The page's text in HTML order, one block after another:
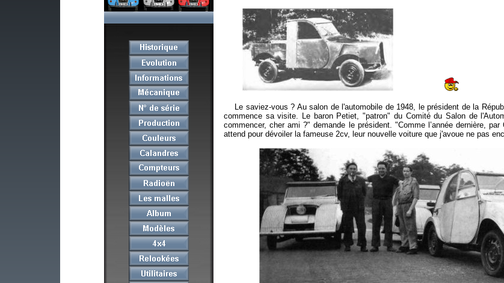
Le saviez-vous ? Au salon de l'automobile de 1948, le président de la
commence sa visite. Le baron Petiet, "patron" du Comité du Salon de
commencer, cher ami ?" demande le président. "Comme l’année dernière,
attend pour dévoiler la fameuse 2cv, leur nouvelle voiture que j'avoue ne pas